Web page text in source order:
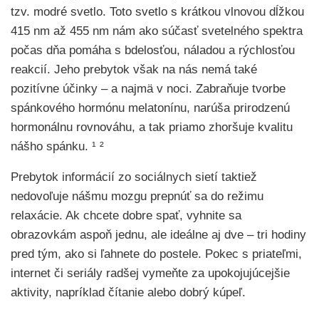
tzv. modré svetlo. Toto svetlo s krátkou vlnovou dĺžkou
415 nm až 455 nm nám ako súčasť svetelného spektra
počas dňa pomáha s bdelosťou, náladou a rýchlosťou
reakcií. Jeho prebytok však na nás nemá také
pozitívne účinky – a najmä v noci. Zabraňuje tvorbe
spánkového hormónu melatonínu, narúša prirodzenú
hormonálnu rovnováhu, a tak priamo zhoršuje kvalitu
nášho spánku. ¹ ²
Prebytok informácií zo sociálnych sietí taktiež
nedovoľuje nášmu mozgu prepnúť sa do režimu
relaxácie. Ak chcete dobre spať, vyhnite sa
obrazovkám aspoň jednu, ale ideálne aj dve – tri hodiny
pred tým, ako si ľahnete do postele. Pokec s priateľmi,
internet či seriály radšej vymeňte za upokojujúcejšie
aktivity, napríklad čítanie alebo dobrý kúpeľ.